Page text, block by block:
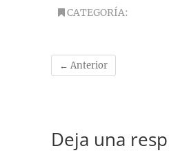
CATEGORÍA:
← Anterior
Deja una